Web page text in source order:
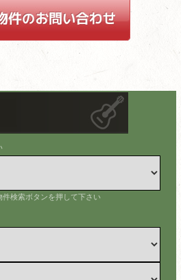
件検索ボタンを押して下さい